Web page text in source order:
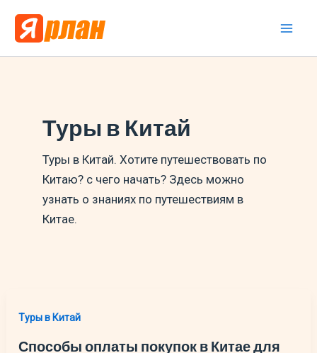
Туры в Китай
Туры в Китай. Хотите путешествовать по
Китаю? с чего начать? Здесь можно
узнать о знаниях по путешествиям в
Китае.
Туры в Китай
Способы оплаты покупок в Китае для